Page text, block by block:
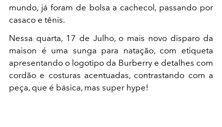
mundo, já foram de bolsa a cachecol, passando por
casaco e tênis.
Nessa quarta, 17 de Julho, o mais novo disparo da
maison é uma sunga para natação, com etiqueta
apresentando o logotipo da Burberry e detalhes com
cordão e costuras acentuadas, contrastando com a
peça, que é básica, mas super hype!